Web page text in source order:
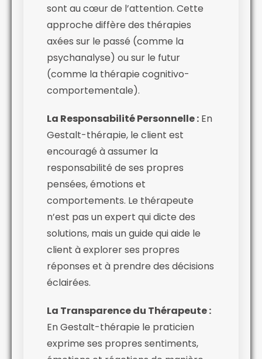
sont au cœur de l’attention. Cette
approche diffère des thérapies
axées sur le passé (comme la
psychanalyse) ou sur le futur
(comme la thérapie cognitivo-
comportementale).
La Responsabilité Personnelle : En
Gestalt-thérapie, le client est
encouragé à assumer la
responsabilité de ses propres
pensées, émotions et
comportements. Le thérapeute
n’est pas un expert qui dicte des
solutions, mais un guide qui aide le
client à explorer ses propres
réponses et à prendre des décisions
éclairées.
La Transparence du Thérapeute :
En Gestalt-thérapie le praticien
exprime ses propres sentiments,